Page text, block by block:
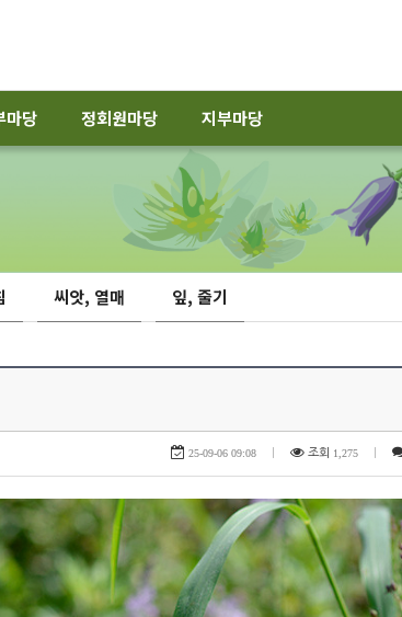
마당 정회원마당 지부마당
씨앗, 열매 잎, 줄기
25-09-06 09:08 조회 1,275